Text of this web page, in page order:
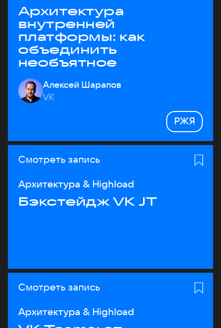
Архитектура
внутренней
платформы: как
объединить
необъятное
Алексей Шарапов
VK
РЖЯ
Смотреть запись
Архитектура & Highload
Бэкстейдж VK JT
Смотреть запись
Архитектура & Highload